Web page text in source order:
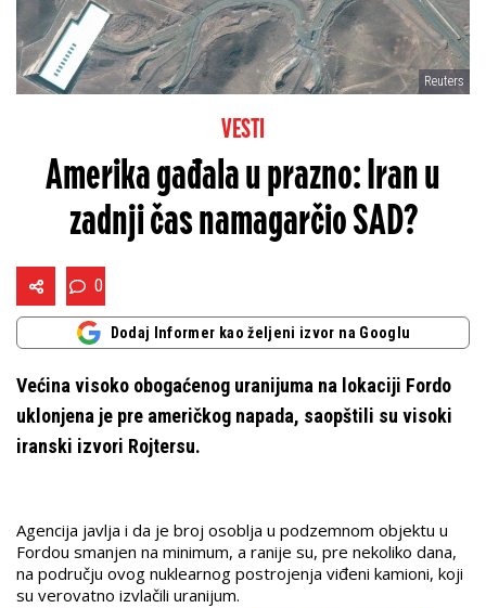
Reuters
VESTI
Amerika gađala u prazno: Iran u
zadnji čas namagarčio SAD?
0
Dodaj Informer kao željeni izvor na Googlu
Većina visoko obogaćenog uranijuma na lokaciji Fordo
uklonjena je pre američkog napada, saopštili su visoki
iranski izvori Rojtersu.
Agencija javlja i da je broj osoblja u podzemnom objektu u
Fordou smanjen na minimum, a ranije su, pre nekoliko dana,
na području ovog nuklearnog postrojenja viđeni kamioni, koji
su verovatno izvlačili uranijum.